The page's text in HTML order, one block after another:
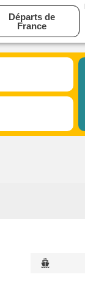
Départs de
France